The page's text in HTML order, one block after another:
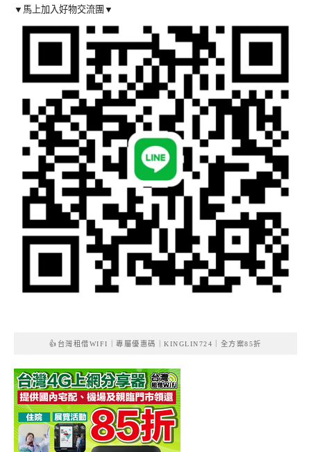
▼馬上加入好物交流團▼
👍台灣租借WIFI｜專屬優惠碼｜KINGLIN724｜全方案85折